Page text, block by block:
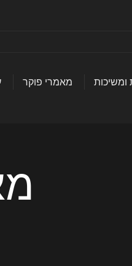
ומשיכות מאמרי פוקר